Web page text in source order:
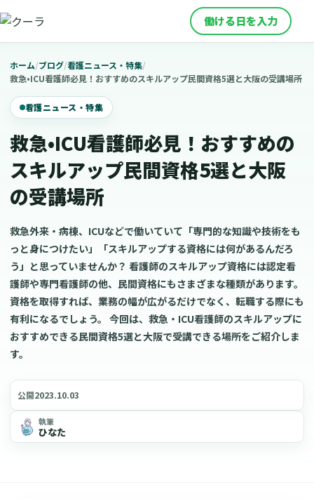
働ける日を入力
ホーム/ブログ/看護ニュース・特集/
救急•ICU看護師必見！おすすめのスキルアップ民間資格5選と大阪の受講場所
看護ニュース・特集
救急•ICU看護師必見！おすすめの
スキルアップ民間資格5選と大阪
の受講場所
救急外来・病棟、ICUなどで働いていて「専門的な知識や技術をも
っと身につけたい」「スキルアップする資格には何があるんだろ
う」と思っていませんか？ 看護師のスキルアップ資格には認定看
護師や専門看護師の他、民間資格にもさまざまな種類があります。
資格を取得すれば、業務の幅が広がるだけでなく、転職する際にも
有利になるでしょう。 今回は、救急・ICU看護師のスキルアップに
おすすめできる民間資格5選と大阪で受講できる場所をご紹介しま
す。
公開2023.10.03
執筆
ひなた